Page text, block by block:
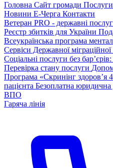
Головна Сайт громади Послуги
Новини Е-Черга Контакти
Ветеран PRO - державні
Реєстр збитків для України
Всеукраїнська програма
Сервіси Державної
Соціальні послуги без
Перевірка стану послуги
Програма «Скринінг здоров’я
пацієнта Безоплатна юридична
ВПО
Гаряча лінія